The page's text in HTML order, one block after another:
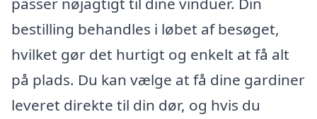
bestilling behandles i løbet af besøget,
hvilket gør det hurtigt og enkelt at få alt
på plads. Du kan vælge at få dine gardiner
leveret direkte til din dør, og hvis du